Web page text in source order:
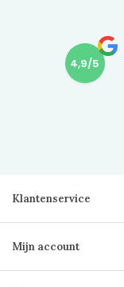
4,9/5
Klantenservice
Mijn account